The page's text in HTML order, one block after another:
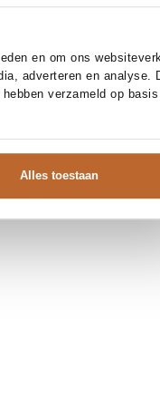
en om ons
adverteren en analyse.
verzameld op
Alles toestaan